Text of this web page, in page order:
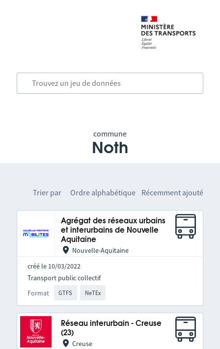
commune
Noth
Trier par Ordre alphabétique Récemment ajouté
Agrégat des réseaux urbains
et interurbains de Nouvelle
Aquitaine
Nouvelle-Aquitaine
créé le 10/03/2022
Format GTFS NeTEx
Transport public collectif
Réseau interurbain - Creuse
(23)
Creuse